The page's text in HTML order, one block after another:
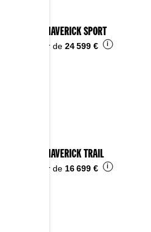
2024 MAVERICK SPORT
À partir de 24 599 € i
2024 MAVERICK TRAIL
À partir de 16 699 € i